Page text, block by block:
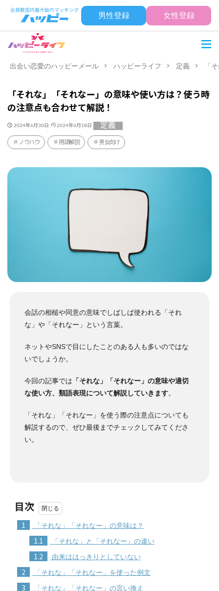
男性登録 女性登録
出会い恋愛のハッピーメール ハッピーライフ 定義 「
「それな」「それなー」の意味や使い方は？使う時
の注意点も合わせて解説！
2024年6月30日 2024年6月18日 定義
ノウハウ 用語解説 男女向け
会話の相槌や同意の意味でしばしば使われる「それ
な」や「それなー」という言葉。
ネットやSNSで目にしたことのある人も多いのではな
いでしょうか。
今回の記事では 「それな」「それなー」の意味や適切
な使い方、類語表現について解説していきます。
「それな」「それなー」を使う際の注意点についても
解説するので、ぜひ最後までチェックしてみてくださ
い。
目次
1 「それな」「それなー」の意味は？
1.1 「それな」と「それなー」の違い
1.2 由来ははっきりとしていない
2 「それな」「それなー」を使った例文
3 「それな」「それなー」の言い換え